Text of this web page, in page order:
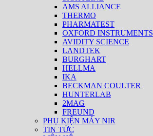
AMS ALLIANCE
THERMO
PHARMATEST
OXFORD INSTRUMENTS
AVIDITY SCIENCE
LANDTEK
BURGHART
HELLMA
IKA
BECKMAN COULTER
HUNTERLAB
2MAG
FREUND
PHỤ KIỆN MÁY NIR
TIN TỨC